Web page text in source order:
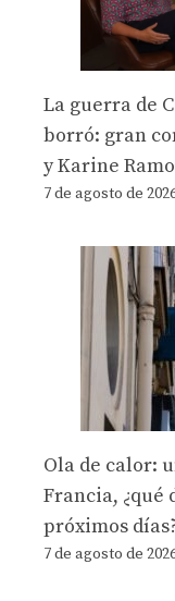
La guerra de
borró: gran
y Karine
7 de agosto de
Ola de calor:
Francia, ¿qué
próximos
7 de agosto de